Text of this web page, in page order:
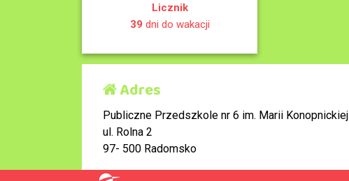
Licznik
39 dni do wakacji
Adres
Publiczne Przedszkole nr 6 im. Marii Konopnickiej
ul. Rolna 2
97- 500 Radomsko